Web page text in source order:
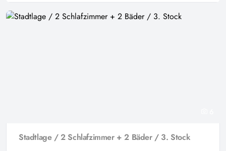
Stadtlage / 2 Schlafzimmer + 2 Bäder / 3. Stock